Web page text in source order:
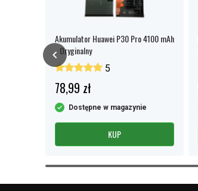
Akumulator Huawei P30 Pro 4100 mAh
- Oryginalny
5
78,99 zł
Dostępne w magazynie
KUP
Item